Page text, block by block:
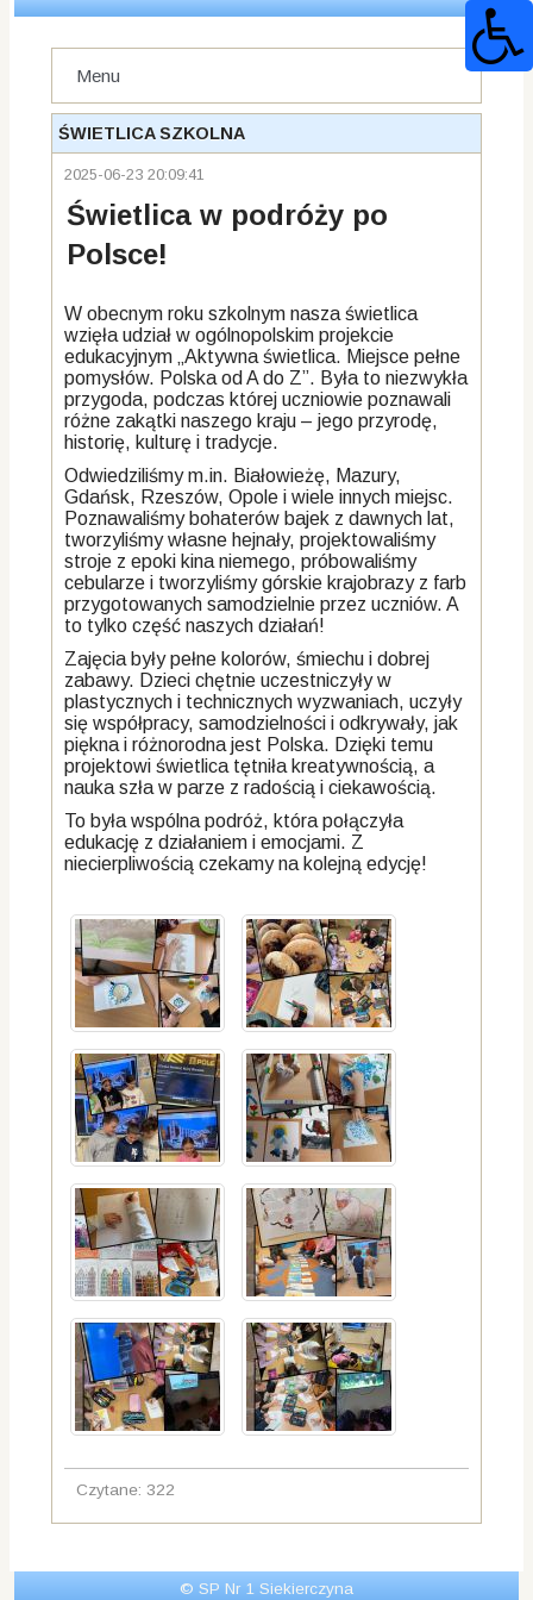
Menu
ŚWIETLICA SZKOLNA
2025-06-23 20:09:41
Świetlica w podróży po
Polsce!
W obecnym roku szkolnym nasza świetlica
wzięła udział w ogólnopolskim projekcie
edukacyjnym „Aktywna świetlica. Miejsce pełne
pomysłów. Polska od A do Z”. Była to niezwykła
przygoda, podczas której uczniowie poznawali
różne zakątki naszego kraju – jego przyrodę,
historię, kulturę i tradycje.
Odwiedziliśmy m.in. Białowieżę, Mazury,
Gdańsk, Rzeszów, Opole i wiele innych miejsc.
Poznawaliśmy bohaterów bajek z dawnych lat,
tworzyliśmy własne hejnały, projektowaliśmy
stroje z epoki kina niemego, próbowaliśmy
cebularze i tworzyliśmy górskie krajobrazy z farb
przygotowanych samodzielnie przez uczniów. A
to tylko część naszych działań!
Zajęcia były pełne kolorów, śmiechu i dobrej
zabawy. Dzieci chętnie uczestniczyły w
plastycznych i technicznych wyzwaniach, uczyły
się współpracy, samodzielności i odkrywały, jak
piękna i różnorodna jest Polska. Dzięki temu
projektowi świetlica tętniła kreatywnością, a
nauka szła w parze z radością i ciekawością.
To była wspólna podróż, która połączyła
edukację z działaniem i emocjami. Z
niecierpliwością czekamy na kolejną edycję!
Czytane: 322
© SP Nr 1 Siekierczyna